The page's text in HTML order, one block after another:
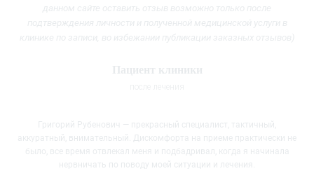
данном сайте оставить отзыв возможно только после
подтверждения личности и полученной медицинской услуги в
клинике
по записи, во избежании публикации заказных отзывов)
Пациент клиники
Григорий Рубенович — прекрасный специалист, тактичный,
аккуратный, внимательный. Дискомфорта на приеме практически не
было, все время отвлекал меня и подбадривал, когда я начинала
нервничать по поводу
моей ситуации и лечения.